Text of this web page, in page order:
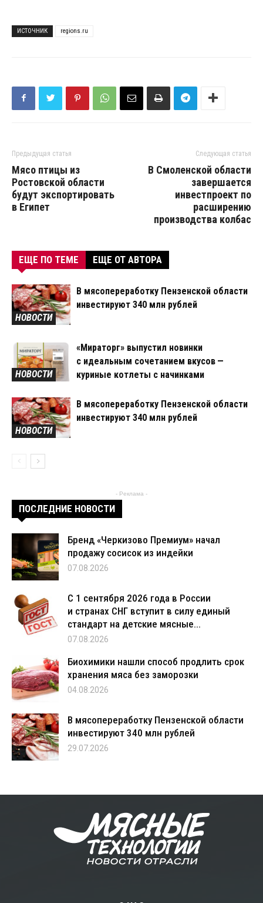
ИСТОЧНИК regions.ru
Предыдущая статья
Мясо птицы из
Ростовской области
будут экспортировать
в Египет
Следующая статья
В Смоленской области
завершается
инвестпроект по
расширению
производства колбас
ЕЩЕ ПО ТЕМЕ ЕЩЕ ОТ АВТОРА
НОВОСТИ
В мясопереработку Пензенской области
инвестируют 340 млн рублей
НОВОСТИ
«Мираторг» выпустил новинки
с идеальным сочетанием вкусов —
куриные котлеты с начинками
НОВОСТИ
В мясопереработку Пензенской области
инвестируют 340 млн рублей
- Реклама -
ПОСЛЕДНИЕ НОВОСТИ
Бренд «Черкизово Премиум» начал
продажу сосисок из индейки
07.08.2026
С 1 сентября 2026 года в России
и странах СНГ вступит в силу единый
стандарт на детские мясные...
07.08.2026
Биохимики нашли способ продлить срок
хранения мяса без заморозки
04.08.2026
В мясопереработку Пензенской области
инвестируют 340 млн рублей
29.07.2026